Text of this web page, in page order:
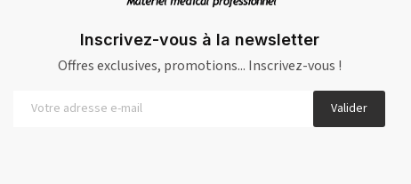
Inscrivez-vous à la newsletter
Offres exclusives, promotions... Inscrivez-vous !
Valider